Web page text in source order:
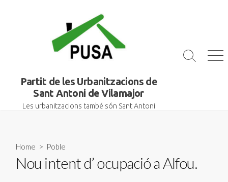
Partit de les Urbanitzacions de
Sant Antoni de Vilamajor
Les urbanitzacions també són Sant Antoni
Search
Home > Poble
Nou intent d’ ocupació a Alfou.